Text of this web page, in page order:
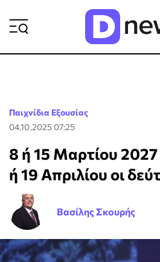
Παιχνίδια Εξουσίας
04.10.2025 07:25
8 ή 15 Μαρτίου 2027
ή 19 Απριλίου οι
Βασίλης Σκουρής